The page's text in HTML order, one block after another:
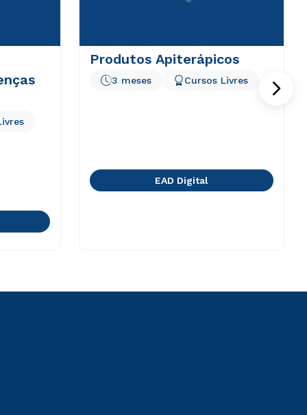
Produtos Apiterápicos
3 meses Cursos Livres
EAD Digital